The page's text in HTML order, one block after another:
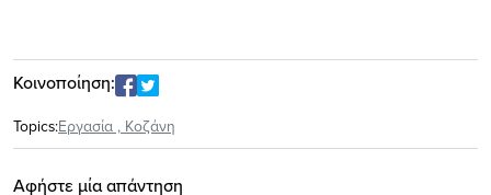
Κοινοποίηση:
Topics:Eργασία , Κοζάνη
Αφήστε μία απάντηση